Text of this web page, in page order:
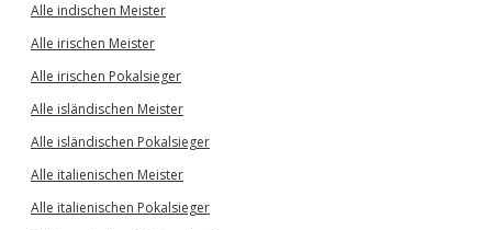
Alle indischen Meister
Alle irischen Meister
Alle irischen Pokalsieger
Alle isländischen Meister
Alle isländischen Pokalsieger
Alle italienischen Meister
Alle italienischen Pokalsieger